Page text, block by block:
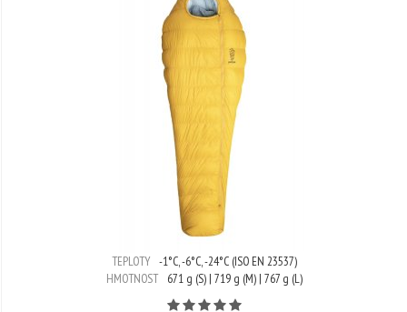
TEPLOTY -1°C, -6°C, -24°C (ISO EN 23537)
HMOTNOST
671 g (S) | 719 g (M) | 767 g (L)